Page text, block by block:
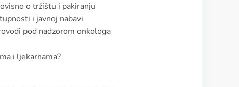
o tržištu i pakiranju
i javnoj nabavi
pod nadzorom onkologa
i ljekarnama?